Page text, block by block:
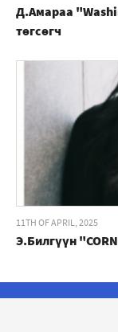
Д.Амараа
төгсөгч
11TH OF APRIL, 2025
Э.Билгүүн